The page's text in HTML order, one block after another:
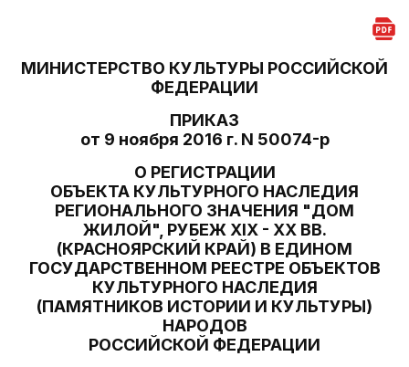
МИНИСТЕРСТВО КУЛЬТУРЫ РОССИЙСКОЙ
ФЕДЕРАЦИИ
ПРИКАЗ
от 9 ноября 2016 г. N 50074-р
О РЕГИСТРАЦИИ
ОБЪЕКТА КУЛЬТУРНОГО НАСЛЕДИЯ
РЕГИОНАЛЬНОГО ЗНАЧЕНИЯ "ДОМ
ЖИЛОЙ", РУБЕЖ XIX - XX ВВ.
(КРАСНОЯРСКИЙ КРАЙ) В ЕДИНОМ
ГОСУДАРСТВЕННОМ РЕЕСТРЕ ОБЪЕКТОВ
КУЛЬТУРНОГО НАСЛЕДИЯ
(ПАМЯТНИКОВ ИСТОРИИ И КУЛЬТУРЫ)
НАРОДОВ
РОССИЙСКОЙ ФЕДЕРАЦИИ